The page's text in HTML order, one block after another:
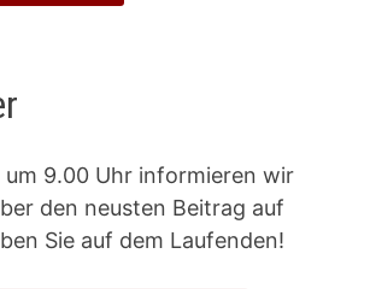
9.00 Uhr informieren wir
den neusten Beitrag auf
Sie auf dem Laufenden!